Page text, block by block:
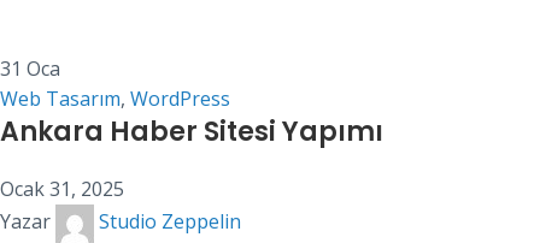
31 Oca
Web Tasarım, WordPress
Ankara Haber Sitesi Yapımı
Ocak 31, 2025
Yazar
Studio Zeppelin